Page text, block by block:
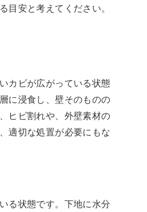
目安と考えてください。
カビが広がっている状態
に浸食し、壁そのものの
ヒビ割れや、外壁素材の
適切な処置が必要にもな
る状態です。下地に水分